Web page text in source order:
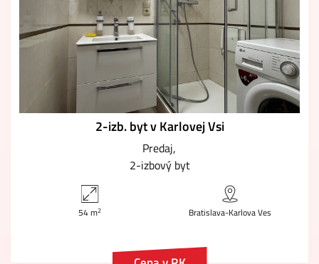
2-izb. byt v Karlovej Vsi
Predaj
2-izbový byt
54 m2 Bratislava-Karlova Ves